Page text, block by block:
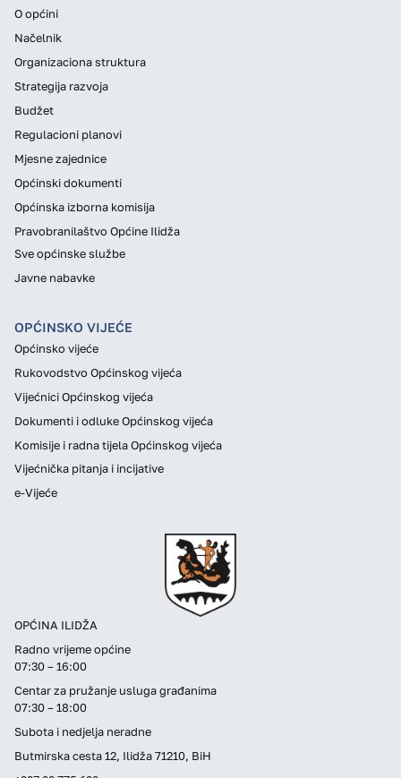
OPĆINA ILIDŽA
Radno vrijeme općine
07:30 – 16:00
Centar za pružanje usluga građanima
07:30 – 18:00
Subota i nedjelja neradne
Butmirska cesta 12, Ilidža 71210, BiH
O općini
Načelnik
Organizaciona struktura
Strategija razvoja
Budžet
Regulacioni planovi
Mjesne zajednice
Općinski dokumenti
Općinska izborna komisija
Pravobranilaštvo Općine Ilidža
Sve općinske službe
Javne nabavke
OPĆINSKO VIJEĆE
Općinsko vijeće
Rukovodstvo Općinskog vijeća
Vijećnici Općinskog vijeća
Dokumenti i odluke Općinskog vijeća
Komisije i radna tijela Općinskog vijeća
Vijećnička pitanja i incijative
e-Vijeće